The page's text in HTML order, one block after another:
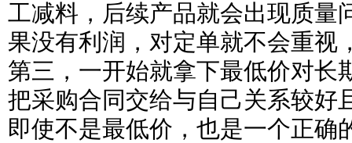
工减料，后续产品就会出现质量
果没有利润，对定单就不会重视
第三，一开始就拿下最低价对长
把采购合同交给与自己关系较好
即使不是最低价，也是一个正确